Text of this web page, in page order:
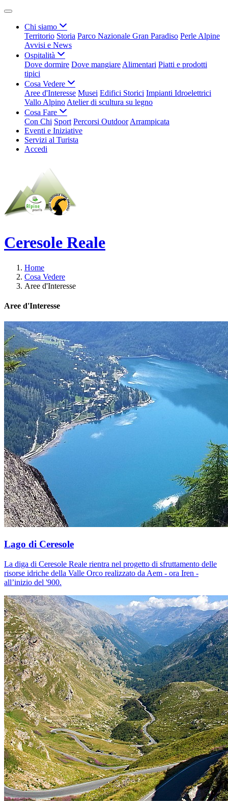
Chi siamo
Territorio Storia Parco Nazionale Gran Paradiso Perle Alpine
Avvisi e News
Ospitalità
Dove dormire Dove mangiare Alimentari Piatti e prodotti
tipici
Cosa Vedere
Aree d'Interesse Musei Edifici Storici Impianti Idroelettrici
Vallo Alpino Atelier di scultura su legno
Cosa Fare
Con Chi Sport Percorsi Outdoor Arrampicata
Eventi e Iniziative
Servizi al Turista
Accedi
Ceresole Reale
Home
Cosa Vedere
Aree d'Interesse
Aree d'Interesse
Lago di Ceresole
La diga di Ceresole Reale rientra nel progetto di sfruttamento delle
risorse idriche della Valle Orco realizzato da Aem - ora Iren -
all’inizio del '900.